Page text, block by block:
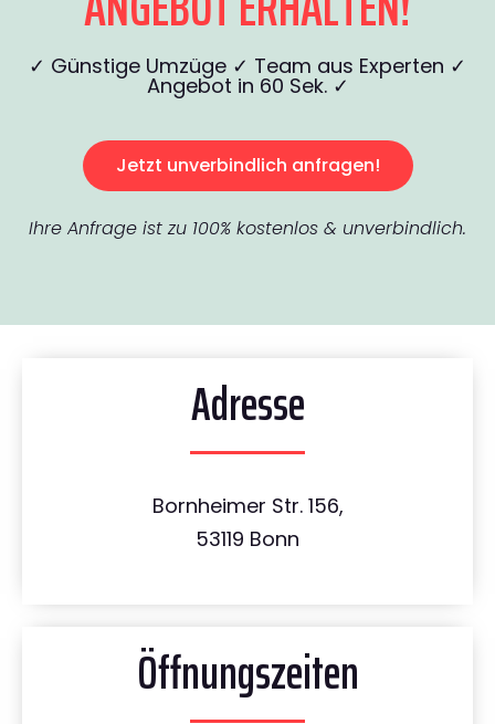
✓ Günstige Umzüge ✓ Team aus Experten ✓
Angebot in 60 Sek. ✓
Jetzt unverbindlich anfragen!
Ihre Anfrage ist zu 100% kostenlos & unverbindlich.
Adresse
Bornheimer Str. 156,
53119 Bonn
Öffnungszeiten